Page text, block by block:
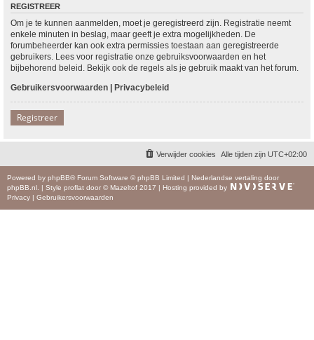
REGISTREER
Om je te kunnen aanmelden, moet je geregistreerd zijn. Registratie neemt
enkele minuten in beslag, maar geeft je extra mogelijkheden. De
forumbeheerder kan ook extra permissies toestaan aan geregistreerde
gebruikers. Lees voor registratie onze gebruiksvoorwaarden en het
bijbehorend beleid. Bekijk ook de regels als je gebruik maakt van het forum.
Gebruikersvoorwaarden | Privacybeleid
Registreer
Alle tijden zijn UTC+02:00
Verwijder cookies
Powered by phpBB® Forum Software © phpBB Limited | Nederlandse vertaling door
phpBB.nl
| Style proflat door © Mazeltof 2017 | Hosting provided by
Privacy | Gebruikersvoorwaarden